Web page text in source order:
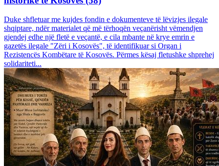
Duke shfletuar me kujdes fondin e dokumenteve të lëvizjes ilegale
shqiptare, ndër materialet që më tërhoqën veçanërisht vëmendjen
gjendej edhe një fletë e veçantë, e cila mbante në krye emrin e
gazetës ilegale "Zëri i Kosovës", të identifikuar si Organ i
Rezistencës Kombëtare të Kosovës. Përmes kësaj fletushke shprehej
solidariteti...